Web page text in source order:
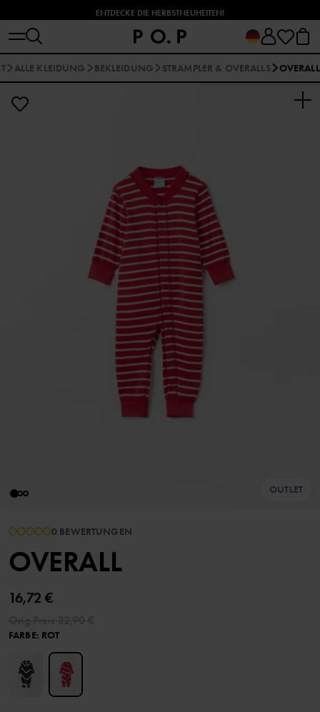
ENTDECKE DIE HERBSTNEUHEITEN!
ALLE KLEIDUNG BEKLEIDUNG STRAMPLER & OVERALLS OVERALL
OUTLET
0 BEWERTUNGEN
OVERALL
16,72 €
FARBE: ROT